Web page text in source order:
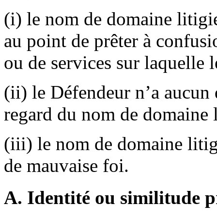
(i) le nom de domaine
au point de prêter à
ou de services sur laquelle
(ii) le Défendeur n’a
regard du nom de
(iii) le nom de domaine
de mauvaise foi.
A. Identité ou similitude